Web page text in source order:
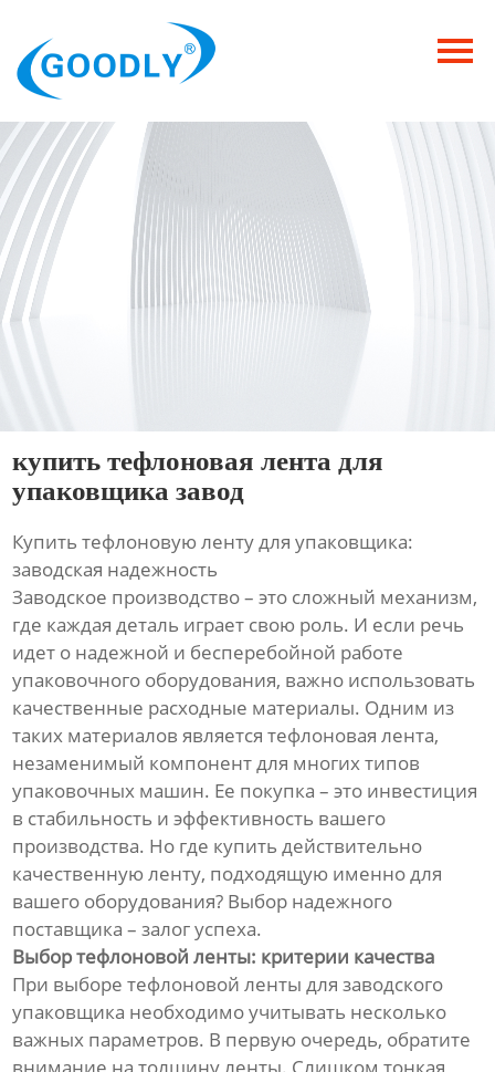
Продукция
ОТРАСЛИ
Категория
Новости
Контакты
купить тефлоновая лента для
упаковщика завод
Купить тефлоновую ленту для упаковщика:
заводская надежность
Заводское производство – это сложный механизм,
где каждая деталь играет свою роль. И если речь
идет о надежной и бесперебойной работе
упаковочного оборудования, важно использовать
качественные расходные материалы. Одним из
таких материалов является тефлоновая лента,
незаменимый компонент для многих типов
упаковочных машин. Ее покупка – это инвестиция
в стабильность и эффективность вашего
производства. Но где купить действительно
качественную ленту, подходящую именно для
вашего оборудования? Выбор надежного
поставщика – залог успеха.
Выбор тефлоновой ленты: критерии качества
При выборе тефлоновой ленты для заводского
упаковщика необходимо учитывать несколько
важных параметров. В первую очередь, обратите